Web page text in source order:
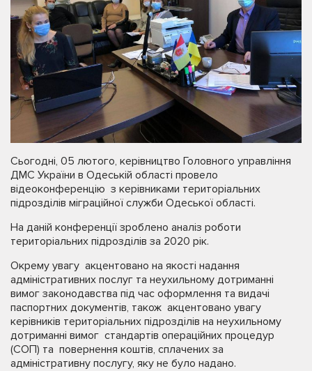
Сьогодні, 05 лютого, керівництво Головного управління
ДМС України в Одеській області провело
відеоконференцію з керівниками територіальних
підрозділів міграційної служби Одеської області.
На даній конференції зроблено аналіз роботи
територіальних підрозділів за 2020 рік.
Окрему увагу акцентовано на якості надання
адміністративних послуг та неухильному дотриманні
вимог законодавства під час оформлення та видачі
паспортних документів, також акцентовано увагу
керівників територіальних підрозділів на неухильному
дотриманні вимог стандартів операційних процедур
(СОП) та повернення коштів, сплачених за
адміністративну послугу, яку не було надано.